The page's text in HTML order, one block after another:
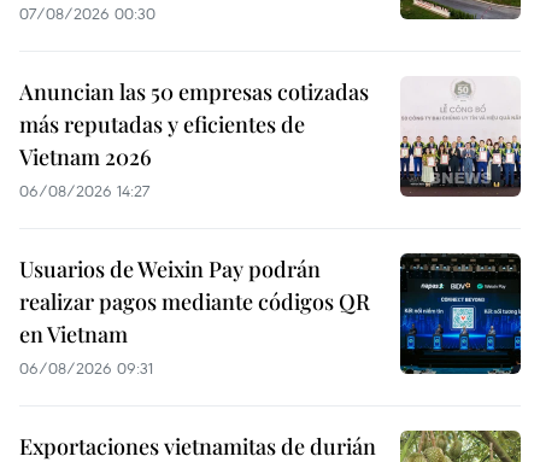
07/08/2026 00:30
Anuncian las 50 empresas cotizadas
más reputadas y eficientes de
Vietnam 2026
06/08/2026 14:27
Usuarios de Weixin Pay podrán
realizar pagos mediante códigos QR
en Vietnam
06/08/2026 09:31
Exportaciones vietnamitas de durián